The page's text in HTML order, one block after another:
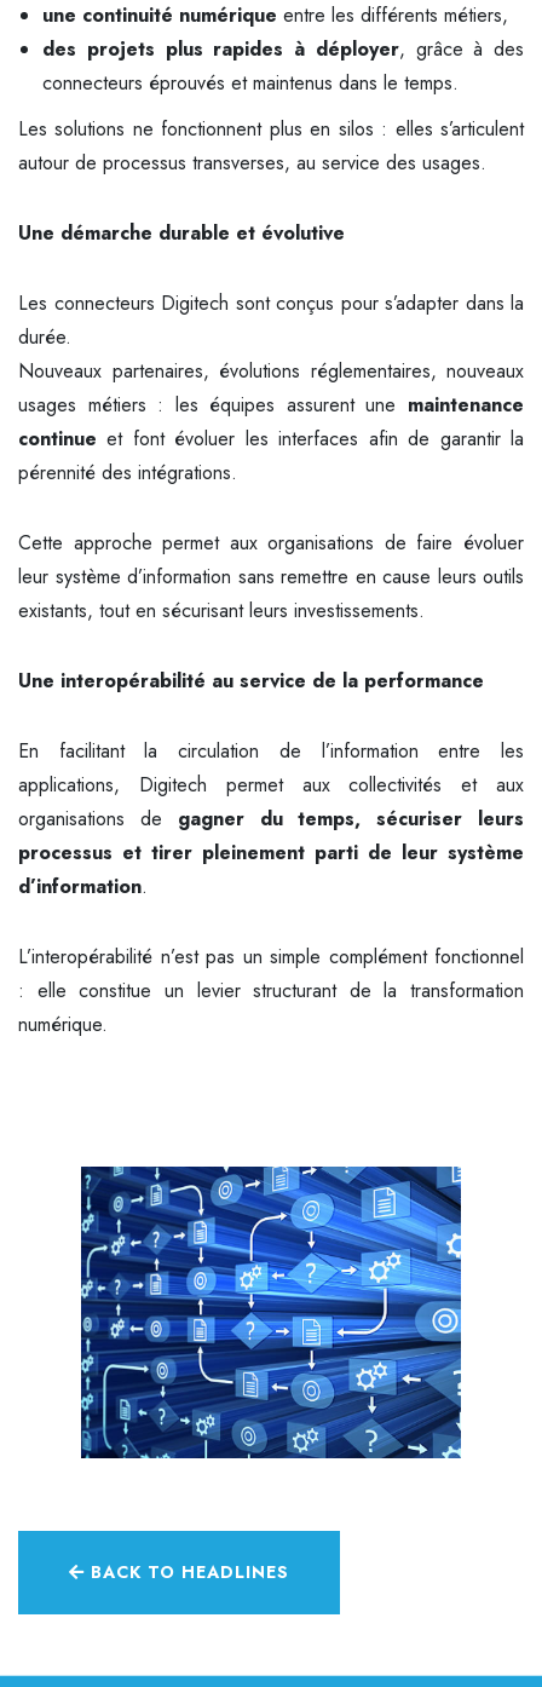
une continuité numérique entre les différents métiers,
des projets plus rapides à déployer, grâce à des
connecteurs éprouvés et maintenus dans le temps.
Les solutions ne fonctionnent plus en silos : elles s’articulent
autour de processus transverses, au service des usages.
Une démarche durable et évolutive
Les connecteurs Digitech sont conçus pour s’adapter dans la
durée.
Nouveaux partenaires, évolutions réglementaires, nouveaux
usages métiers : les équipes assurent une maintenance
continue et font évoluer les interfaces afin de garantir la
pérennité des intégrations.
Cette approche permet aux organisations de faire évoluer
leur système d’information sans remettre en cause leurs outils
existants, tout en sécurisant leurs investissements.
Une interopérabilité au service de la performance
En facilitant la circulation de l’information entre les
applications, Digitech permet aux collectivités et aux
organisations de gagner du temps, sécuriser leurs
processus et tirer pleinement parti de leur système
d’information.
L’interopérabilité n’est pas un simple complément fonctionnel
: elle constitue un levier structurant de la transformation
numérique.
BACK TO HEADLINES